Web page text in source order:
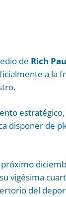
de Rich
a la
disponer de
vigésima
del